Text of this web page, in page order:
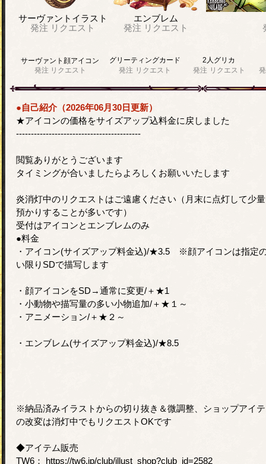
サーヴァントイラスト
発注 リクエスト
エンブレム
発注 リクエスト
サーヴァント顔アイコン
発注 リクエスト
グリーティングカード
発注 リクエスト
2人グリカ
発注 リクエスト
●自己紹介（2026年06月30日更新）
★アイコンの価格をサイズアップ込料金に戻しました
------------------------------------------
閲覧ありがとうございます
タイミングが合いましたらよろしくお願いいたします
炎消灯中のリクエストはご遠慮ください（月末に点灯して少
預かりすることが多いです）
受付はアイコンとエンブレムのみ
●料金
・アイコン(サイズアップ料金込)/★3.5 ※顔アイコンは指定
い限りSDで描写します
・顔アイコンをSD→通常に変更/＋★1
・小動物や描写量の多い小物追加/＋★１～
・アニメーション/＋★２～
・エンブレム(サイズアップ料金込)/★8.5
※納品済みイラストからの切り抜き＆微調整、ショップアイ
の改変は消灯中でもリクエストOKです
◆アイテム販売
TW6： https://tw6.jp/club/illust_shop?club_id=2582